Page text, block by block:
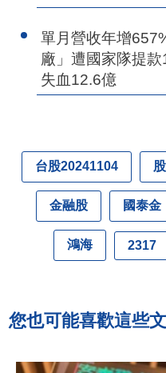
單月營收年增
廠」遭國家隊提
失血12.6億
台股20241104
金融股 國泰金
鴻海 2317
您也可能喜歡這些